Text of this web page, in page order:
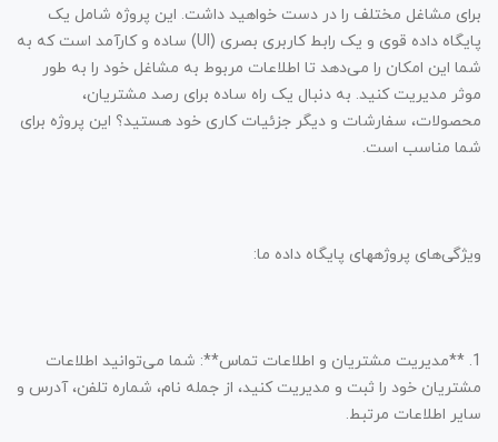
برای مشاغل مختلف را در دست خواهید داشت. این پروژه شامل یک
پایگاه داده قوی و یک رابط کاربری بصری (UI) ساده و کارآمد است که به
شما این امکان را می‌دهد تا اطلاعات مربوط به مشاغل خود را به طور
موثر مدیریت کنید. به دنبال یک راه ساده برای رصد مشتریان،
محصولات، سفارشات و دیگر جزئیات کاری خود هستید؟ این پروژه برای
شما مناسب است.
ویژگی‌های پروژههای پایگاه داده ما:
1. **مدیریت مشتریان و اطلاعات تماس**: شما می‌توانید اطلاعات
مشتریان خود را ثبت و مدیریت کنید، از جمله نام، شماره تلفن، آدرس و
سایر اطلاعات مرتبط.